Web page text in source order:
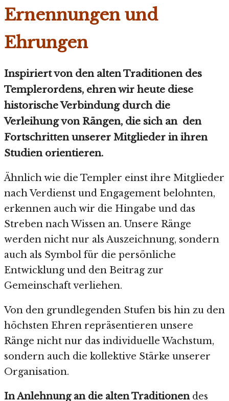
Ernennungen und
Ehrungen
Inspiriert von den alten Traditionen des
Templerordens, ehren wir heute diese
historische Verbindung durch die
Verleihung von Rängen, die sich an den
Fortschritten unserer Mitglieder in ihren
Studien orientieren.
Ähnlich wie die Templer einst ihre Mitglieder
nach Verdienst und Engagement belohnten,
erkennen auch wir die Hingabe und das
Streben nach Wissen an. Unsere Ränge
werden nicht nur als Auszeichnung, sondern
auch als Symbol für die persönliche
Entwicklung und den Beitrag zur
Gemeinschaft verliehen.
Von den grundlegenden Stufen bis hin zu den
höchsten Ehren repräsentieren unsere
Ränge nicht nur das individuelle Wachstum,
sondern auch die kollektive Stärke unserer
Organisation.
In Anlehnung an die alten Traditionendes